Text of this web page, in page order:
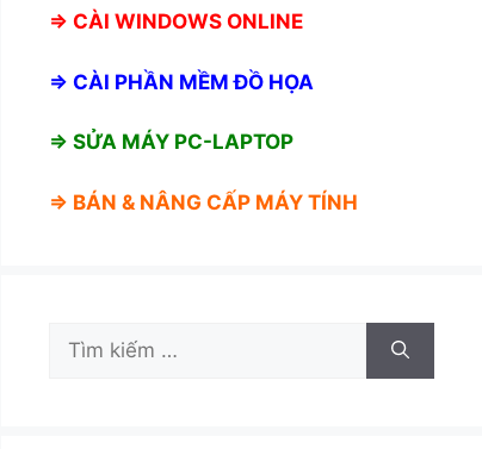
⇒ CÀI WINDOWS ONLINE
⇒ CÀI PHẦN MỀM ĐỒ HỌA
⇒ SỬA MÁY PC-LAPTOP
⇒ BÁN & NÂNG CẤP MÁY TÍNH
Tìm
kiếm